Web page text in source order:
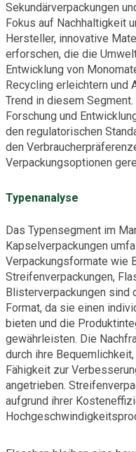
Sekundärverpackungen
Fokus auf Nachhaltigkeit
Hersteller, innovative
erforschen, die die
Entwicklung von
Recycling erleichtern
Trend in diesem
Forschung und
den regulatorischen
den
Verpackungsoptionen
Typenanalyse
Das Typensegment im
Kapselverpackungen
Verpackungsformate wie
Streifenverpackungen,
Blisterverpackungen sind
Format, da sie einen
bieten und die
gewährleisten. Die
durch ihre
Fähigkeit zur
angetrieben.
aufgrund ihrer